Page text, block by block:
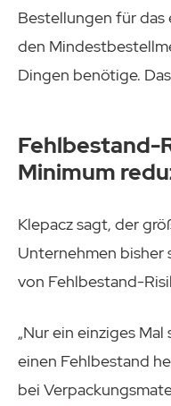
Bestellungen für das
den
Dingen benötige.
Fehlbestand-
Minimum
Klepacz sagt, der
Unternehmen bisher
von Fehlbestand-
„Nur ein einziges
einen Fehlbestand
bei